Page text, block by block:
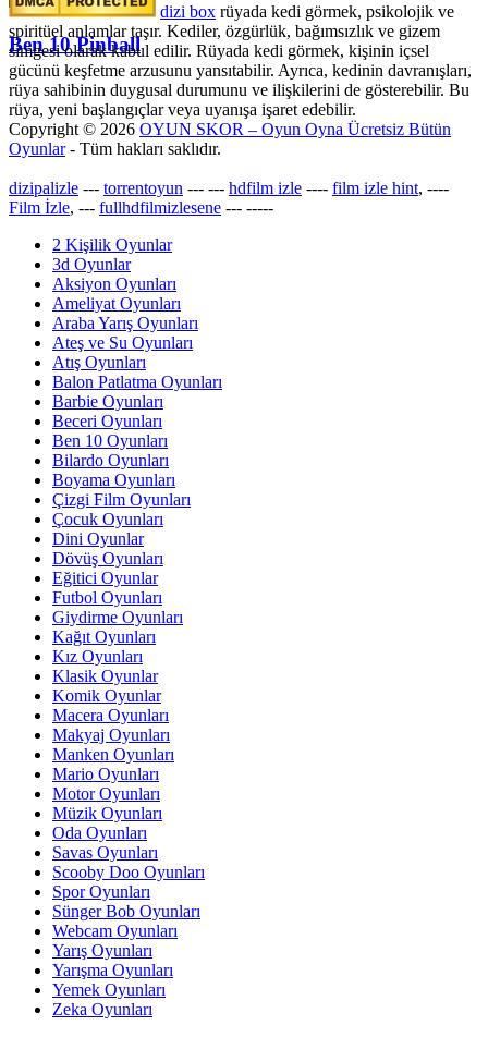
Ben 10 Pinball
dizi box rüyada kedi görmek​, psikolojik ve
spiritüel anlamlar taşır. Kediler, özgürlük, bağımsızlık ve gizem
simgesi olarak kabul edilir. Rüyada kedi görmek, kişinin içsel
gücünü keşfetme arzusunu yansıtabilir. Ayrıca, kedinin davranışları,
rüya sahibinin duygusal durumunu ve ilişkilerini de gösterebilir. Bu
rüya, yeni başlangıçlar veya uyanışa işaret edebilir.
Copyright © 2026 OYUN SKOR – Oyun Oyna Ücretsiz Bütün
Oyunlar- Tüm hakları saklıdır.
dizipalizle --- torrentoyun --- --- hdfilm izle ---- film izle hint, ----
Film İzle, --- fullhdfilmizlesene --- -----
2 Kişilik Oyunlar
3d Oyunlar
Aksiyon Oyunları
Ameliyat Oyunları
Araba Yarış Oyunları
Ateş ve Su Oyunları
Atış Oyunları
Balon Patlatma Oyunları
Barbie Oyunları
Beceri Oyunları
Ben 10 Oyunları
Bilardo Oyunları
Boyama Oyunları
Çizgi Film Oyunları
Çocuk Oyunları
Dini Oyunlar
Dövüş Oyunları
Eğitici Oyunlar
Futbol Oyunları
Giydirme Oyunları
Kağıt Oyunları
Kız Oyunları
Klasik Oyunlar
Komik Oyunlar
Macera Oyunları
Makyaj Oyunları
Manken Oyunları
Mario Oyunları
Motor Oyunları
Müzik Oyunları
Oda Oyunları
Savas Oyunları
Scooby Doo Oyunları
Spor Oyunları
Sünger Bob Oyunları
Webcam Oyunları
Yarış Oyunları
Yarışma Oyunları
Yemek Oyunları
Zeka Oyunları